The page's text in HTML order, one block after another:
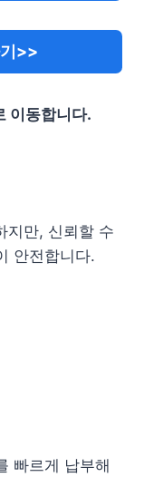
>>
이동합니다.
지만, 신뢰할 수
안전합니다.
빠르게 납부해